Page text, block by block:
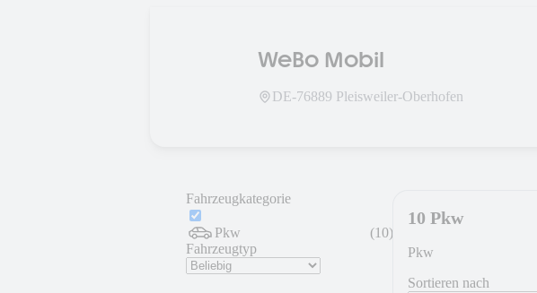
WeBo Mobil
DE-76889 Pleisweiler-Oberhofen
Fahrzeugkategorie
Pkw (10)
Fahrzeugtyp
10 Pkw
Pkw
Sortieren nach